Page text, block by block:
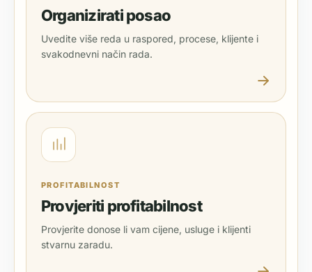
Organizirati posao
Uvedite više reda u raspored, procese, klijente i
svakodnevni način rada.
PROFITABILNOST
Provjeriti profitabilnost
Provjerite donose li vam cijene, usluge i klijenti
stvarnu zaradu.